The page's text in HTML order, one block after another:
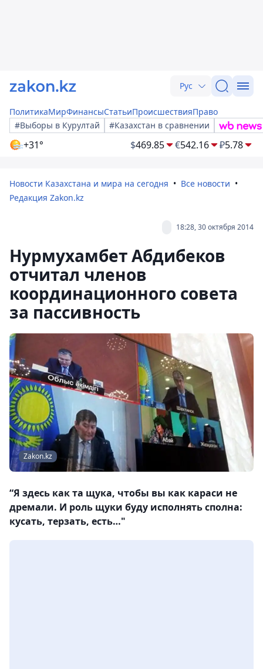
Рус
ПолитикаМирФинансыСтатьиПроисшествияПраво
#Выборы в Курултай
#Казахстан в сравнении
+31° $469.85 €542.16 ₽5.78
Новости Казахстана и мира на сегодня
Все новости
Редакция Zakon.kz
18:28, 30 октября 2014
Нурмухамбет Абдибеков
отчитал членов
координационного совета
за пассивность
Zakon.kz
“Я здесь как та щука, чтобы вы как караси не
дремали. И роль щуки буду исполнять сполна:
кусать, терзать, есть…"